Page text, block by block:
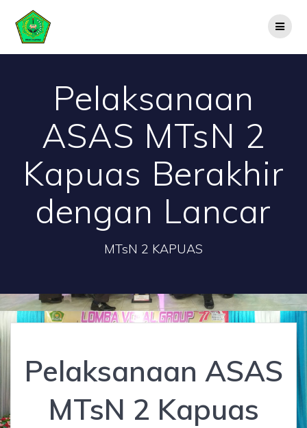
Pelaksanaan
ASAS MTsN 2
Kapuas Berakhir
dengan Lancar
MTsN 2 KAPUAS
Pelaksanaan ASAS
MTsN 2 Kapuas